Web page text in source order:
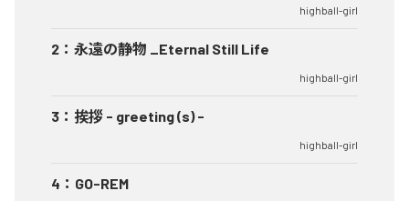
highball-girl
2 ： 永遠の静物 _Eternal Still Life
highball-girl
3 ： 挨拶 - greeting (s) -
highball-girl
4 ： GO-REM